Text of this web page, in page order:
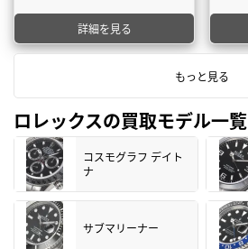
詳細を見る
もっと見る
ロレックスの買取モデル一覧
コスモグラフ デイト
ナ
サブマリーナー